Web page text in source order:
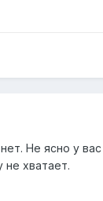
Не ясно у
не хватает.